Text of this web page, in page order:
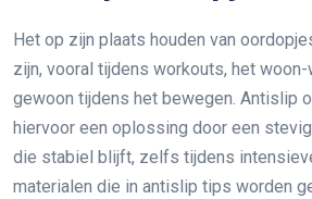
Het op zijn plaats houden van
zijn, vooral tijdens workouts, het
gewoon tijdens het bewegen. Antislip
hiervoor een oplossing door een
die stabiel blijft, zelfs tijdens
materialen die in antislip tips worden